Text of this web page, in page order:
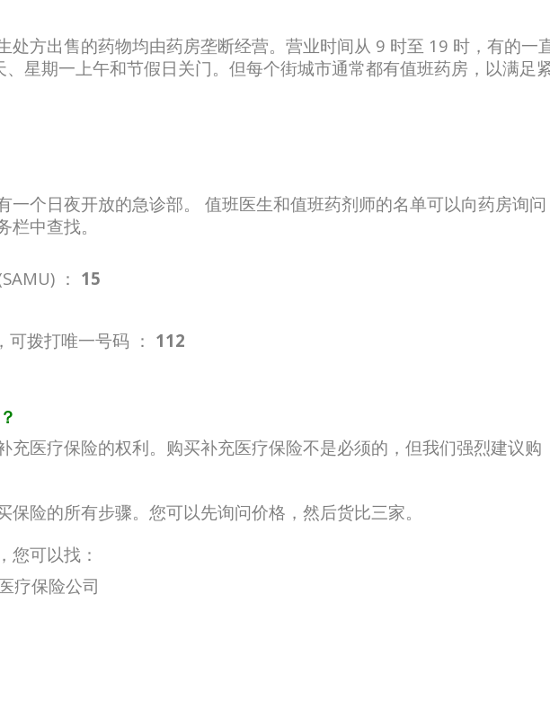
处方出售的药物均由药房垄断经营。营业时间从 9 时至 19 时，有的一
星期一上午和节假日关门。但每个街城市通常都有值班药房，以满足
一个日夜开放的急诊部。 值班医生和值班药剂师的名单可以向药房询问
中查找。
： 15
拨打唯一号码 ： 112
充医疗保险的权利。购买补充医疗保险不是必须的，但我们强烈建议购
保险的所有步骤。您可以先询问价格，然后货比三家。
您可以找：
疗保险公司